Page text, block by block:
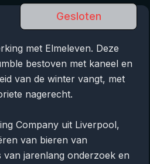
Cadeaubonnen
Bierpakketten
Brouwerijen
Bierstijlen
Gesloten
met Elmeleven. Deze
bestoven met kaneel en
van de winter vangt, met
nagerecht.
Company uit Liverpool,
van bieren van
jarenlang onderzoek en